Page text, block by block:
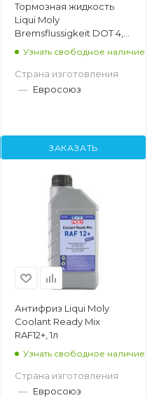
Тормозная жидкость
Liqui Moly
Bremsflussigkeit DOT 4,
Узнать свободное наличие
Страна изготовления
— Евросоюз
ЗАКАЗАТЬ
Антифриз Liqui Moly
Coolant Ready Mix
RAF12+, 1л
Узнать свободное наличие
Страна изготовления
— Евросоюз